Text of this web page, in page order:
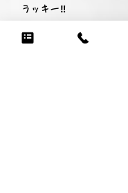
ラッキー‼︎